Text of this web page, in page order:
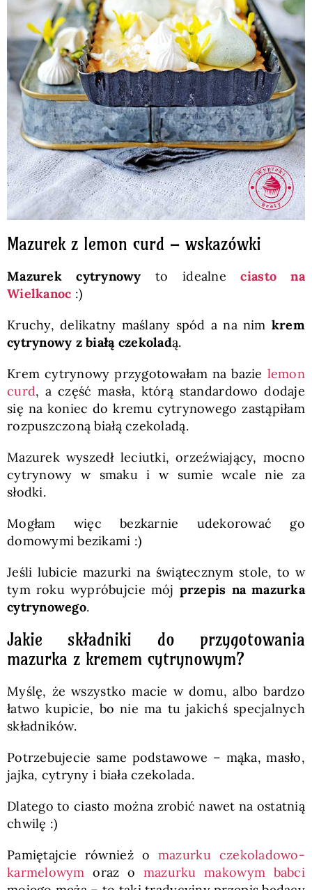
Mazurek z lemon curd – wskazówki
Mazurek cytrynowy to idealneciasto na
Wielkanoc :)
Kruchy, delikatny maślany spód a na nim krem
cytrynowy z białą czekoladą.
Krem cytrynowy przygotowałam na bazie lemon
curd, a część masła, którą standardowo dodaje
się na koniec do kremu cytrynowego zastąpiłam
rozpuszczoną białą czekoladą.
Mazurek wyszedł leciutki, orzeźwiający, mocno
cytrynowy w smaku i w sumie wcale nie za
słodki.
Mogłam więc bezkarnie udekorować go
domowymi bezikami :)
Jeśli lubicie mazurki na świątecznym stole, to w
tym roku wypróbujcie mój przepis na mazurka
cytrynowego.
Jakie składniki do przygotowania
mazurka z kremem cytrynowym?
Myślę, że wszystko macie w domu, albo bardzo
łatwo kupicie, bo nie ma tu jakichś specjalnych
składników.
Potrzebujecie same podstawowe – mąka, masło,
jajka, cytryny i biała czekolada.
Dlatego to ciasto można zrobić nawet na ostatnią
chwilę :)
Pamiętajcie również o mazurku czekoladowo-
karmelowym oraz o mazurku makowym babci